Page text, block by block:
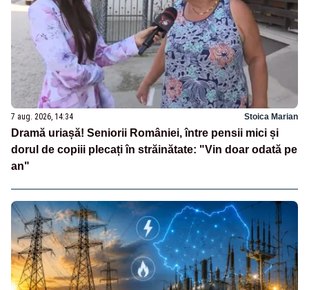
7 aug. 2026, 14:34 Stoica Marian
Dramă uriașă! Seniorii României, între pensii mici și
dorul de copiii plecați în străinătate: "Vin doar odată pe
an"